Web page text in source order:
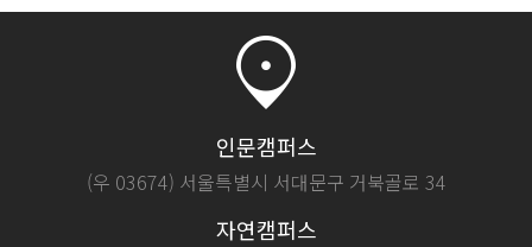
인문캠퍼스
(우 03674) 서울특별시 서대문구 거북골로 34
자연캠퍼스